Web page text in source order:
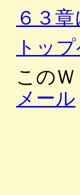
６３章
トッ
この
メール